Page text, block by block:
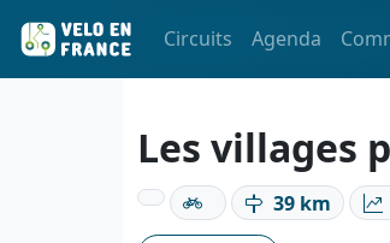
Circuits Agenda
Les villages
39 km